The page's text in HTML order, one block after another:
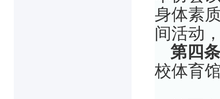
身体素
间活动
第四条
校体育